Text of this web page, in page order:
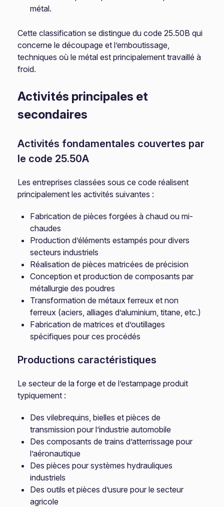
métal.
Cette classification se distingue du code 25.50B qui
concerne le découpage et l’emboutissage,
techniques où le métal est principalement travaillé à
froid.
Activités principales et
secondaires
Activités fondamentales couvertes par
le code 25.50A
Les entreprises classées sous ce code réalisent
principalement les activités suivantes :
Fabrication de pièces forgées à chaud ou mi-
chaudes
Production d’éléments estampés pour divers
secteurs industriels
Réalisation de pièces matricées de précision
Conception et production de composants par
métallurgie des poudres
Transformation de métaux ferreux et non
ferreux (aciers, alliages d’aluminium, titane, etc.)
Fabrication de matrices et d’outillages
spécifiques pour ces procédés
Productions caractéristiques
Le secteur de la forge et de l’estampage produit
typiquement :
Des vilebrequins, bielles et pièces de
transmission pour l’industrie automobile
Des composants de trains d’atterrissage pour
l’aéronautique
Des pièces pour systèmes hydrauliques
industriels
Des outils et pièces d’usure pour le secteur
agricole